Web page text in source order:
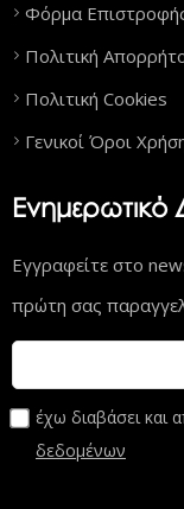
Φόρμα
Πολιτική
Πολιτική Cookies
Γενικοί Όροι
Ενημερωτικό
Εγγραφείτε στο
πρώτη σας
έχω διαβάσει και
δεδομένων